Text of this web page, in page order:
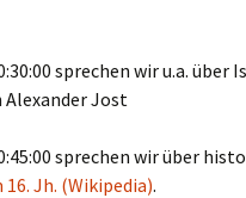
sprechen wir u.a. über
Alexander Jost
sprechen wir über
16. Jh. (Wikipedia).